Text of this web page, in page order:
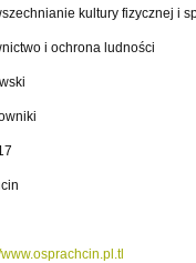
kultury fizycznej i
i ochrona ludności